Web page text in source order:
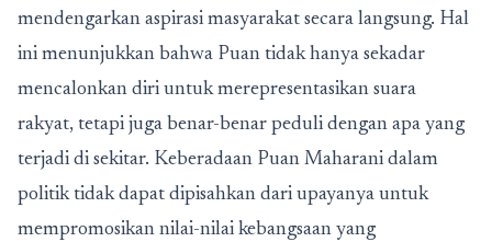
mendengarkan aspirasi masyarakat secara langsung. Hal
ini menunjukkan bahwa Puan tidak hanya sekadar
mencalonkan diri untuk merepresentasikan suara
rakyat, tetapi juga benar-benar peduli dengan apa yang
terjadi di sekitar. Keberadaan Puan Maharani dalam
politik tidak dapat dipisahkan dari upayanya untuk
mempromosikan nilai-nilai kebangsaan yang